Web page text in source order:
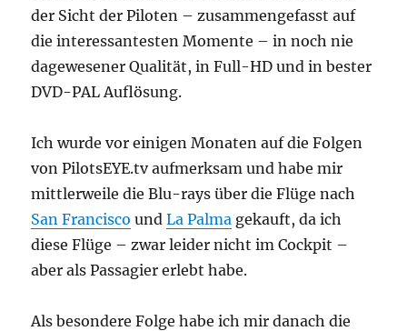
der Sicht der Piloten – zusammengefasst auf
die interessantesten Momente – in noch nie
dagewesener Qualität, in Full-HD und in bester
DVD-PAL Auflösung.
Ich wurde vor einigen Monaten auf die Folgen
von PilotsEYE.tv aufmerksam und habe mir
mittlerweile die Blu-rays über die Flüge nach
San Francisco undLa Palma gekauft, da ich
diese Flüge – zwar leider nicht im Cockpit –
aber als Passagier erlebt habe.
Als besondere Folge habe ich mir danach die